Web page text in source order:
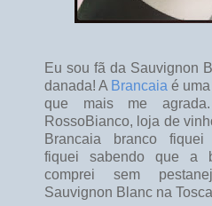
Eu sou fã da Sauvignon
danada! A Brancaia é
que mais me
RossoBianco, loja de
Brancaia branco fiquei
fiquei sabendo que a
comprei sem
Sauvignon Blanc na